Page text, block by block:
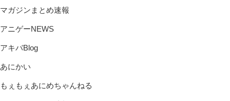
マガジンまとめ速報
アニゲーNEWS
アキバBlog
あにかい
もぇもぇあにめちゃんねる